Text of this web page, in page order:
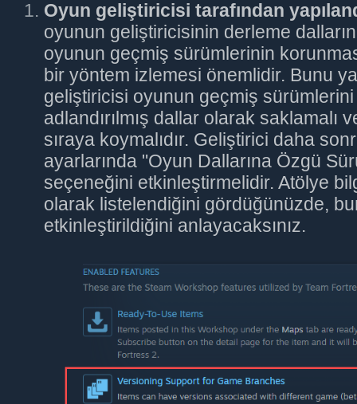
Oyun geliştiricisi tarafından
oyunun geliştiricisinin derleme
oyunun geçmiş sürümlerinin
bir yöntem izlemesi önemlidir. Bunu
geliştiricisi oyunun geçmiş
adlandırılmış dallar olarak saklamalı
sıraya koymalıdır. Geliştirici daha
ayarlarında "Oyun Dallarına Özgü
seçeneğini etkinleştirmelidir. Atölye
olarak listelendiğini gördüğünüzde,
etkinleştirildiğini anlayacaksınız.